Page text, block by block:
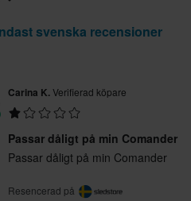
svenska recensioner
Carina K.Verifierad köpare
Passar dåligt på min Comander
Passar dåligt på min Comander
Resencerad på